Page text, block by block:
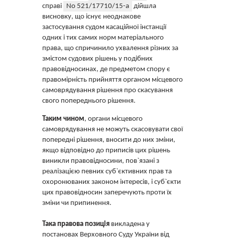
справі
No 521/17710/15-а дійшла
висновку, що існує неоднакове
застосування судом касаційної інстанції
одних і тих самих норм матеріального
права, що спричинило ухвалення різних за
змістом судових рішень у подібних
правовідносинах, де предметом спору є
правомірність прийняття органом місцевого
самоврядування рішення про скасування
свого попереднього рішення.
Таким чином, органи місцевого
самоврядування не можуть скасовувати свої
попередні рішення, вносити до них зміни,
якщо відповідно до приписів цих рішень
виникли правовідносини, пов`язані з
реалізацією певних суб`єктивних прав та
охоронюваних законом інтересів, і суб`єкти
цих правовідносин заперечують проти їх
зміни чи припинення.
Така правова позиція викладена у
постановах Верховного Суду України від